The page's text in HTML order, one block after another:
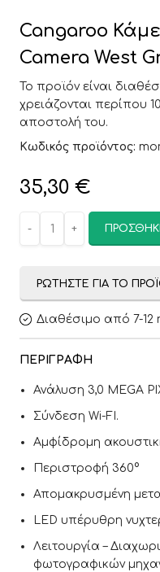
Cangaroo
Camera West
Το προϊόν είναι
χρειάζονται περίπου
αποστολή του.
Κωδικός προϊόντος:
35,30 €
ΡΩΤΉΣΤΕ ΓΙΑ ΤΟ
Διαθέσιμο από 7-12
ΠΕΡΙΓΡΑΦΉ
Ανάλυση 3,0 MEGA
Σύνδεση Wi-FI.
Αμφίδρομη
Περιστροφή 360°
Απομακρυσμένη
LED υπέρυθρη
Λειτουργία –
φωτογραφικών